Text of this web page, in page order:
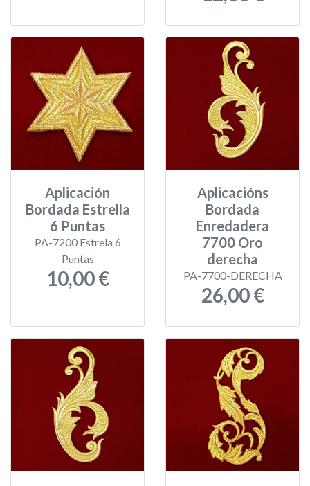
Aplicación
Bordada Estrella
6 Puntas
PA-7200 Estrela 6
Puntas
10,00 €
Aplicacións
Bordada
Enredadera
7700 Oro
derecha
PA-7700-DERECHA
26,00 €